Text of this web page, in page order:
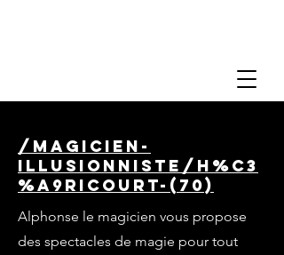
/magicien-
illusionniste/h%C3
%A9ricourt-(70)
Alphonse le magicien vous propose
des spectacles de magie pour tout